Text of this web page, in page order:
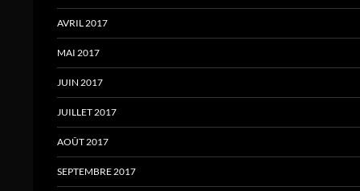
AVRIL 2017
MAI 2017
JUIN 2017
JUILLET 2017
AOÛT 2017
SEPTEMBRE 2017